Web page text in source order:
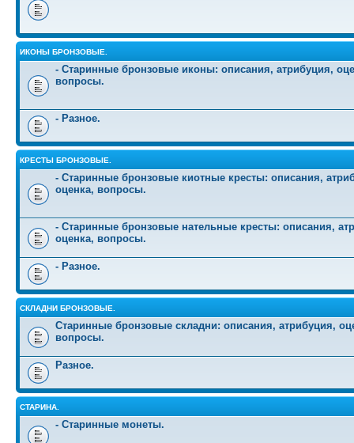
ИКОНЫ БРОНЗОВЫЕ.
- Старинные бронзовые иконы: описания, атрибуция,
вопросы.
- Разное.
КРЕСТЫ БРОНЗОВЫЕ.
- Старинные бронзовые киотные кресты: описания,
оценка, вопросы.
- Старинные бронзовые нательные кресты: описания,
оценка, вопросы.
- Разное.
СКЛАДНИ БРОНЗОВЫЕ.
Старинные бронзовые складни: описания, атрибуция,
вопросы.
Разное.
СТАРИНА.
- Старинные монеты.